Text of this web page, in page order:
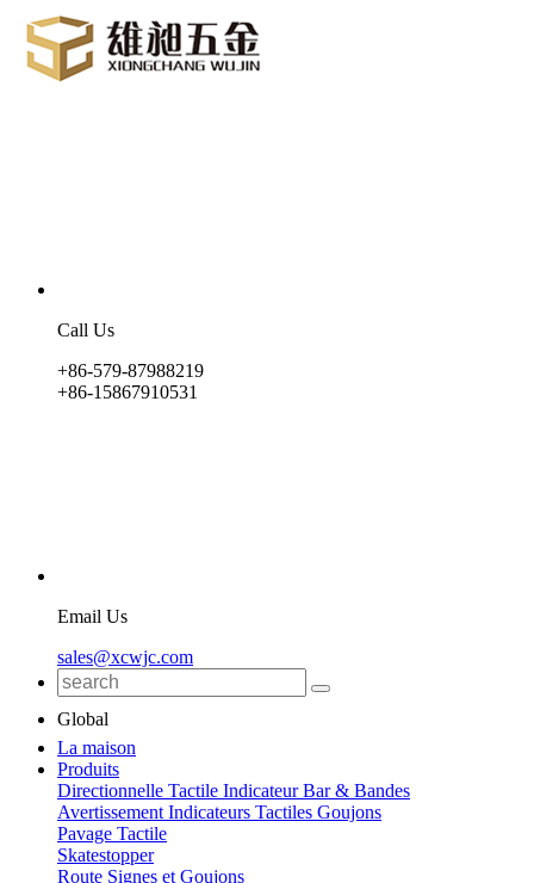
Call Us
+86-579-87988219
+86-15867910531
Email Us
sales@xcwjc.com
Global
La maison
Produits
Directionnelle Tactile Indicateur Bar & Bandes
Avertissement Indicateurs Tactiles Goujons
Pavage Tactile
Skatestopper
Route Signes et Goujons